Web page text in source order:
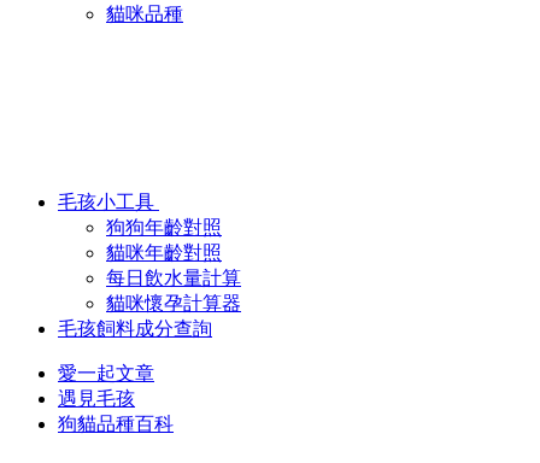
貓咪品種
毛孩小工具
狗狗年齡對照
貓咪年齡對照
每日飲水量計算
貓咪懷孕計算器
毛孩飼料成分查詢
愛一起文章
遇見毛孩
狗貓品種百科